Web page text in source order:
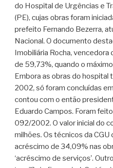
do Hospital de Urgências e
(PE), cujas obras foram
prefeito Fernando Bezerra,
Nacional. O documento
Imobiliária Rocha,
de 59,73%, quando o
Embora as obras do hospital
2002, só foram concluídas
contou com o então
Eduardo Campos. Foram
092/2002. O valor inicial do
milhões. Os técnicos da
acréscimo de 34,09% nas
‘acréscimo de serviços’.